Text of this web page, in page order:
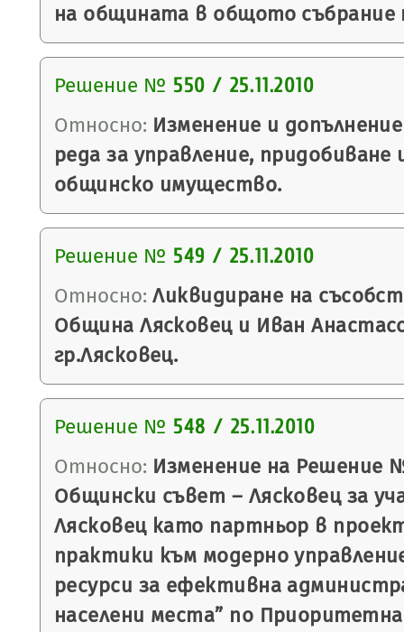
на общината в общото събрание
Решение № 550 / 25.11.2010
Относно: Изменение и
реда за управление, придобиване
общинско имущество.
Решение № 549 / 25.11.2010
Относно: Ликвидиране на
Община Лясковец и Иван
гр.Лясковец.
Решение № 548 / 25.11.2010
Относно: Изменение на Решение №
Общински съвет – Лясковец за
Лясковец като партньор в
практики към модерно
ресурси за ефективна
населени места” по Приоритетна